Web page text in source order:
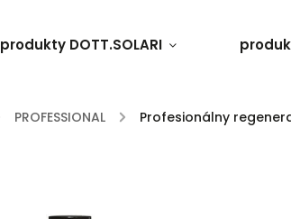
produkty DOTT.SOLARI
PROFESSIONAL / Profesionálny